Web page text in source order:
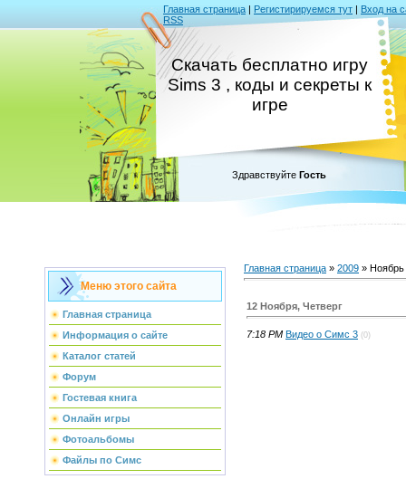
Главная страница | Регистирируемся тут | Вход на
RSS
Скачать бесплатно игру
Sims 3 , коды и секреты к
игре
Здравствуйте Гость
Меню этого сайта
Главная страница
Информация о сайте
Каталог статей
Форум
Гостевая книга
Онлайн игры
Фотоальбомы
Файлы по Симс
Главная страница » 2009 » Ноябрь
12 Ноября, Четверг
7:18 PM Видео о Симс 3 (0)